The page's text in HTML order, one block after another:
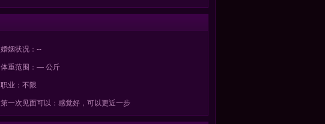
婚姻状况：--
体重范围：— 公斤
职业：不限
第一次见面可以：感觉好，可以更近一步